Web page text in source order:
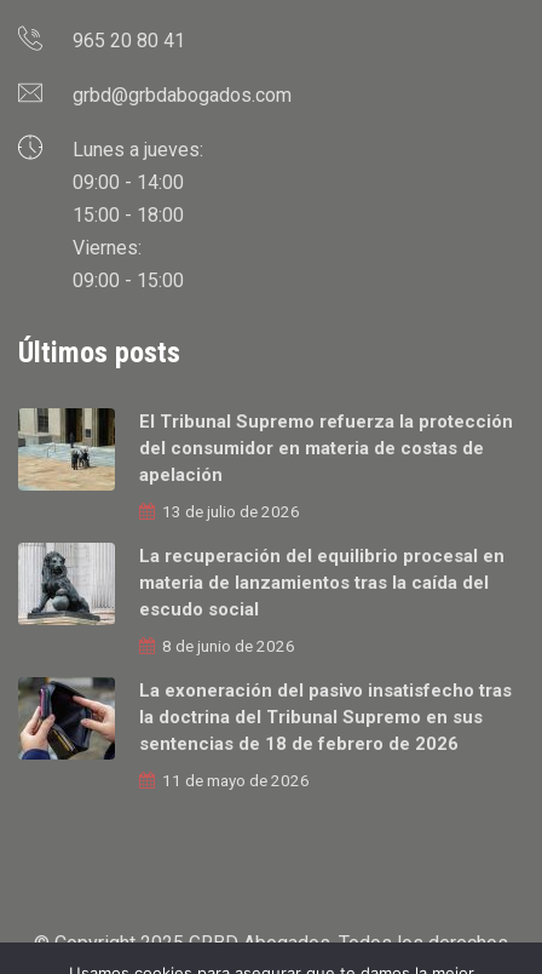
965 20 80 41
grbd@grbdabogados.com
Lunes a jueves:
09:00 - 14:00
15:00 - 18:00
Viernes:
09:00 - 15:00
Últimos posts
El Tribunal Supremo refuerza la protección
del consumidor en materia de costas de
apelación
13 de julio de 2026
La recuperación del equilibrio procesal en
materia de lanzamientos tras la caída del
escudo social
8 de junio de 2026
La exoneración del pasivo insatisfecho tras
la doctrina del Tribunal Supremo en sus
sentencias de 18 de febrero de 2026
11 de mayo de 2026
© Copyright 2025 GRBD Abogados. Todos los derechos